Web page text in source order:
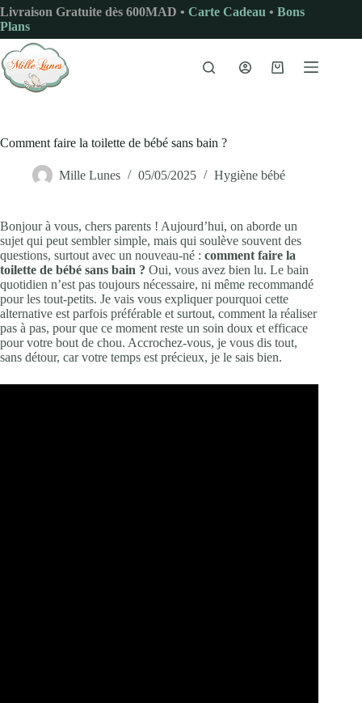
Passer
au
contenu
Livraison Gratuite dès 600MAD • Carte Cadeau • Bons
Plans
Panier
Comment faire la toilette de bébé sans bain ?
Mille Lunes 05/05/2025 Hygiène bébé
Bonjour à vous, chers parents ! Aujourd’hui, on aborde un
sujet qui peut sembler simple, mais qui soulève souvent des
questions, surtout avec un nouveau-né : comment faire la
toilette de bébé sans bain ? Oui, vous avez bien lu. Le bain
quotidien n’est pas toujours nécessaire, ni même recommandé
pour les tout-petits. Je vais vous expliquer pourquoi cette
alternative est parfois préférable et surtout, comment la réaliser
pas à pas, pour que ce moment reste un soin doux et efficace
pour votre bout de chou. Accrochez-vous, je vous dis tout,
sans détour, car votre temps est précieux, je le sais bien.